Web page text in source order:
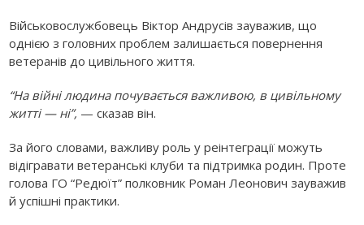
Військовослужбовець Віктор Андрусів зауважив, що
однією з головних проблем залишається повернення
ветеранів до цивільного життя.
“На війні людина почувається важливою, в цивільному
житті — ні”, — сказав він.
За його словами, важливу роль у реінтеграції можуть
відігравати ветеранські клуби та підтримка родин. Проте
голова ГО “Редюїт” полковник Роман Леонович зауважив
й успішні практики.